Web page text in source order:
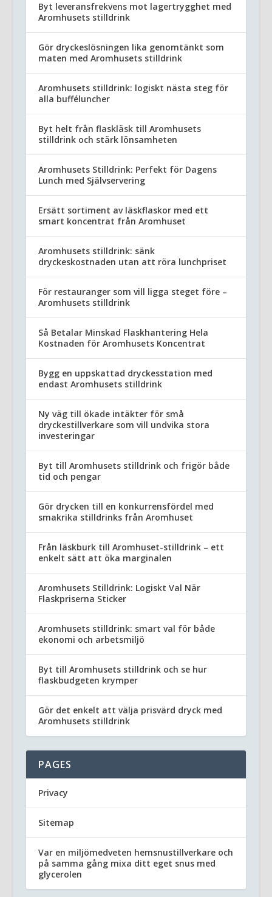
Byt leveransfrekvens mot lagertrygghet med
Aromhusets stilldrink
Gör dryckeslösningen lika genomtänkt som
maten med Aromhusets stilldrink
Aromhusets stilldrink: logiskt nästa steg för
alla bufféluncher
Byt helt från flaskläsk till Aromhusets
stilldrink och stärk lönsamheten
Aromhusets Stilldrink: Perfekt för Dagens
Lunch med Självservering
Ersätt sortiment av läskflaskor med ett
smart koncentrat från Aromhuset
Aromhusets stilldrink: sänk
dryckeskostnaden utan att röra lunchpriset
För restauranger som vill ligga steget före –
Aromhusets stilldrink
Så Betalar Minskad Flaskhantering Hela
Kostnaden för Aromhusets Koncentrat
Bygg en uppskattad dryckesstation med
endast Aromhusets stilldrink
Ny väg till ökade intäkter för små
dryckestillverkare som vill undvika stora
investeringar
Byt till Aromhusets stilldrink och frigör både
tid och pengar
Gör drycken till en konkurrensfördel med
smakrika stilldrinks från Aromhuset
Från läskburk till Aromhuset-stilldrink – ett
enkelt sätt att öka marginalen
Aromhusets Stilldrink: Logiskt Val När
Flaskpriserna Sticker
Aromhusets stilldrink: smart val för både
ekonomi och arbetsmiljö
Byt till Aromhusets stilldrink och se hur
flaskbudgeten krymper
Gör det enkelt att välja prisvärd dryck med
Aromhusets stilldrink
PAGES
Privacy
Sitemap
Var en miljömedveten hemsnustillverkare och
på samma gång mixa ditt eget snus med
glycerolen